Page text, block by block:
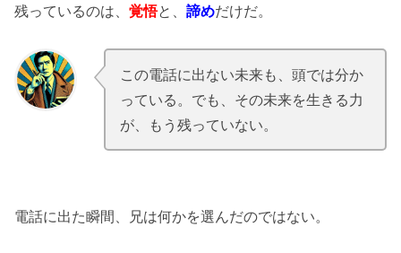
残っているのは、 覚悟と、 諦めだけだ。
.
この電話に出ない未来も、頭では分か
っている。でも、その未来を生きる力
が、もう残っていない。
.
電話に出た瞬間、兄は何かを選んだのではない。